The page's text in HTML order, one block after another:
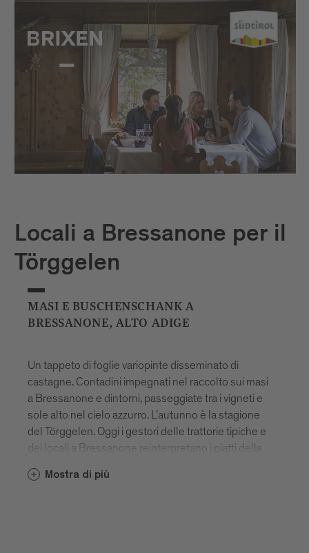
Locali a Bressanone per il
Törggelen
MASI E BUSCHENSCHANK A
BRESSANONE, ALTO ADIGE
Un tappeto di foglie variopinte disseminato di
castagne. Contadini impegnati nel raccolto sui masi
a Bressanone e dintorni, passeggiate tra i vigneti e
sole alto nel cielo azzurro. L’autunno è la stagione
del Törggelen. Oggi i gestori delle trattorie tipiche e
dei locali a Bressanone reinterpretano i piatti della
nulla, ti consigliamo di visitare diversi
Mostra di più